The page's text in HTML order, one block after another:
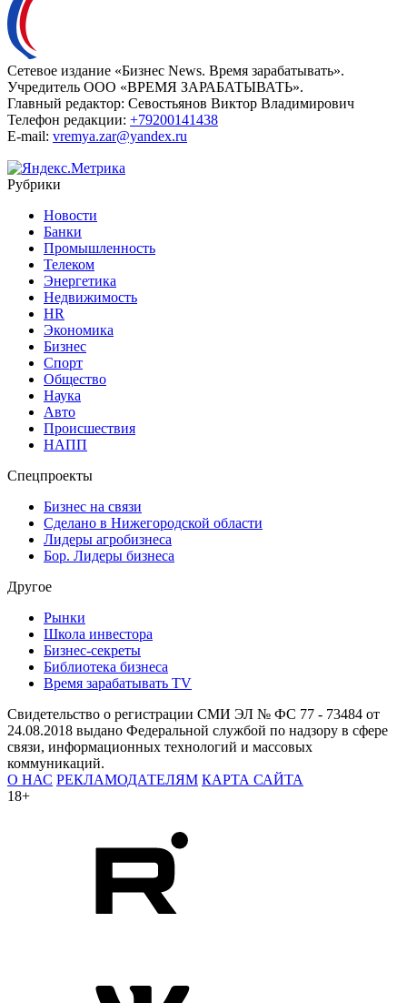
Сетевое издание «Бизнес News. Время зарабатывать».
Учредитель ООО «ВРЕМЯ ЗАРАБАТЫВАТЬ».
Главный редактор: Севостьянов Виктор Владимирович
Телефон редакции: +79200141438
E-mail: vremya.zar@yandex.ru
Рубрики
Новости
Банки
Промышленность
Телеком
Энергетика
Недвижимость
HR
Экономика
Бизнес
Спорт
Общество
Наука
Авто
Происшествия
НАПП
Спецпроекты
Бизнес на связи
Сделано в Нижегородской области
Лидеры агробизнеса
Бор. Лидеры бизнеса
Другое
Рынки
Школа инвестора
Бизнес-секреты
Библиотека бизнеса
Время зарабатывать TV
Свидетельство о регистрации СМИ ЭЛ № ФС 77 - 73484 от
24.08.2018 выдано Федеральной службой по надзору в сфере
связи, информационных технологий и массовых
коммуникаций.
О НАС РЕКЛАМОДАТЕЛЯМ КАРТА САЙТА
18+